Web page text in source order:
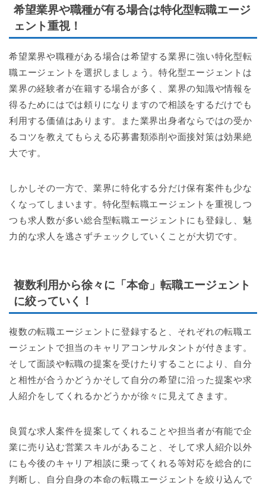
希望業界や職種が有る場合は特化型転職エージ
ェント重視！
希望業界や職種がある場合は希望する業界に強い特化型転
職エージェントを選択しましょう。特化型エージェントは
業界の経験者が在籍する場合が多く、業界の知識や情報を
得るためにはでは頼りになりますので相談をするだけでも
利用する価値はあります。また業界出身者ならではの受か
るコツを教えてもらえる応募書類添削や面接対策は効果絶
大です。
しかしその一方で、業界に特化する分だけ保有案件も少な
くなってしまいます。特化型転職エージェントを重視しつ
つも求人数が多い総合型転職エージェントにも登録し、魅
力的な求人を逃さずチェックしていくことが大切です。
複数利用から徐々に「本命」転職エージェント
に絞っていく！
複数の転職エージェントに登録すると、それぞれの転職エ
ージェントで担当のキャリアコンサルタントが付きます。
そして面談や転職の提案を受けたりすることにより、自分
と相性が合うかどうかそして自分の希望に沿った提案や求
人紹介をしてくれるかどうかが徐々に見えてきます。
良質な求人案件を提案してくれることや担当者が有能で企
業に売り込む営業スキルがあること、そして求人紹介以外
にも今後のキャリア相談に乗ってくれる等対応を総合的に
判断し、自分自身の本命の転職エージェントを絞り込んで